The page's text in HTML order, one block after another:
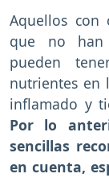
Aquellos con
que no han
pueden
nutrientes en
inflamado y
Por lo
sencillas
en cuenta,